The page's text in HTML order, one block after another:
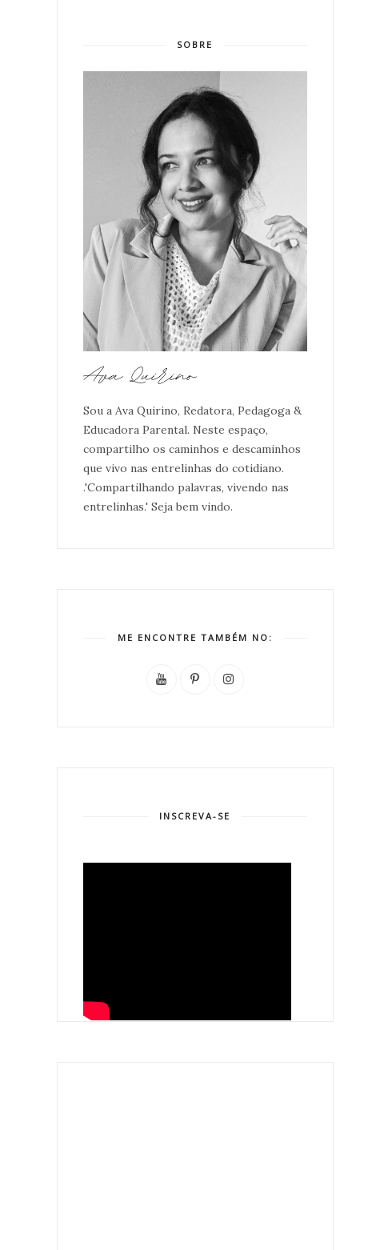
SOBRE
Sou a Ava Quirino, Redatora, Pedagoga &
Educadora Parental. Neste espaço,
compartilho os caminhos e descaminhos
que vivo nas entrelinhas do cotidiano.
.'Compartilhando palavras, vivendo nas
entrelinhas.' Seja bem vindo.
ME ENCONTRE TAMBÉM NO:
INSCREVA-SE